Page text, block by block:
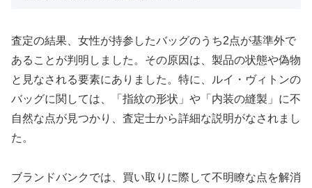
査定の結果、女性が持参したバッグのうち2点が基準外で
あることが判明しました。その原因は、製品の状態や偽物
と見なされる要素にありました。特に、ルイ・ヴィトンの
バッグに関しては、「指紋の形状」や「内装の縫製」に不
自然な点が見つかり、査定士から詳細な説明がなされまし
た。
ブランドバンクでは、買い取りに際して不明瞭な点を解消